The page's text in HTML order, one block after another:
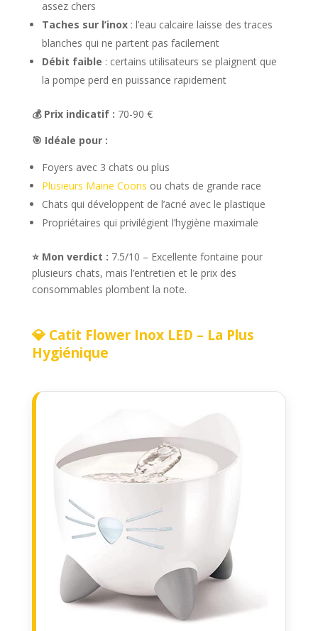
assez chers
Taches sur l’inox: l’eau calcaire laisse des traces
blanches qui ne partent pas facilement
Débit faible : certains utilisateurs se plaignent que
la pompe perd en puissance rapidement
💰 Prix indicatif : 70-90 €
🎯 Idéale pour :
Foyers avec 3 chats ou plus
Plusieurs Maine Coons ou chats de grande race
Chats qui développent de l’acné avec le plastique
Propriétaires qui privilégient l’hygiène maximale
⭐ Mon verdict : 7.5/10 – Excellente fontaine pour
plusieurs chats, mais l’entretien et le prix des
consommables plombent la note.
💎 Catit Flower Inox LED – La Plus
Hygiénique